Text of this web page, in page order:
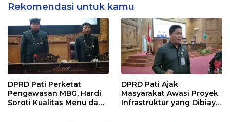
Rekomendasi untuk kamu
DPRD Pati Perketat
Pengawasan MBG, Hardi
Soroti Kualitas Menu dan
DPRD Pati Ajak
Masyarakat Awasi Proyek
Infrastruktur yang Dibiayai